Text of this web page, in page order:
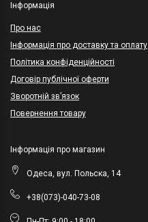
Інформація
Про нас
Інформація про доставку та оплату
Політика конфіденційності
Договір публічної оферти
Зворотній зв’язок
Повернення товару
Інформація про магазин
Одеса, вул. Польска, 14
+38(073)-040-73-08